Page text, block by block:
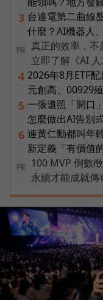
3 台達電第二曲線
什麼？AI機器人
PR
真正的效率，不
立即了解《AI 人
4 2026年8月ETF
元創高、00929
5 一張遺照「開口
怎麼做出AI告別
6 連黃仁勳都叫年
新定義「有價值
PR
100 MVP 倒數
永續才能成就